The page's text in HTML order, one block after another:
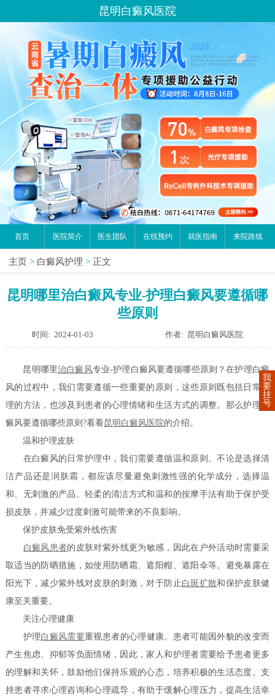
昆明白癜风医院
首页 医院简介 医生团队 在线预约 就医指南 来院路线
主页 > 白癜风护理 > 正文
昆明哪里治白癜风专业-护理白癜风要遵循哪
些原则
时间: 2024-01-03 作者: 昆明白癜风医院
昆明哪里治白癜风专业-护理白癜风要遵循哪些原则？在护理白癜
风的过程中，我们需要遵循一些重要的原则，这些原则既包括日常护
理的方法，也涉及到患者的心理情绪和生活方式的调整。那么护理白
癜风要遵循哪些原则?看看昆明白癜风医院的介绍。
温和护理皮肤
在白癜风的日常护理中，我们需要遵循温和原则。不论是选择清
洁产品还是润肤霜，都应该尽量避免刺激性强的化学成分，选择温
和、无刺激的产品。轻柔的清洁方式和温和的按摩手法有助于保护受
损皮肤，并减少过度刺激可能带来的不良影响。
保护皮肤免受紫外线伤害
白癜风患者的皮肤对紫外线更为敏感，因此在户外活动时需要采
取适当的防晒措施，如使用防晒霜、遮阳帽、遮阳伞等。避免暴露在
阳光下，减少紫外线对皮肤的刺激，对于防止白斑扩散和保护皮肤健
康至关重要。
关注心理健康
护理白癜风需要重视患者的心理健康。患者可能因外貌的改变而
产生焦虑、抑郁等负面情绪，因此，家人和护理者需要给予患者更多
的理解和关怀，鼓励他们保持乐观的心态，培养积极的生活态度。支
持患者寻求心理咨询和心理疏导，有助于缓解心理压力，提高生活幸
我
要
挂
号